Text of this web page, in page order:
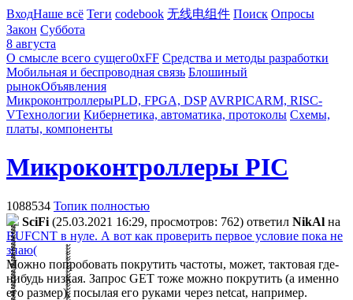
ВходНаше всё Теги codebook 无线电组件 Поиск Опросы
Закон Суббота
8 августа
О смысле всего сущего0xFF Средства и методы разработки
Мобильная и беспроводная связь Блошиный
рынокОбъявления
МикроконтроллерыPLD, FPGA, DSP AVRPICARM, RISC-
VТехнологии Кибернетика, автоматика, протоколы Схемы,
платы, компоненты
Микроконтроллеры PIC
1088534 Топик полностью
SciFi (25.03.2021 16:29, просмотров: 762) ответил NikAl на
BUFCNT в нуле. А вот как проверить первое условие пока не
знаю(
Можно попробовать покрутить частоты, может, тактовая где-
нибудь низкая. Запрос GET тоже можно покрутить (а именно
его размер), посылая его руками через netcat, например.